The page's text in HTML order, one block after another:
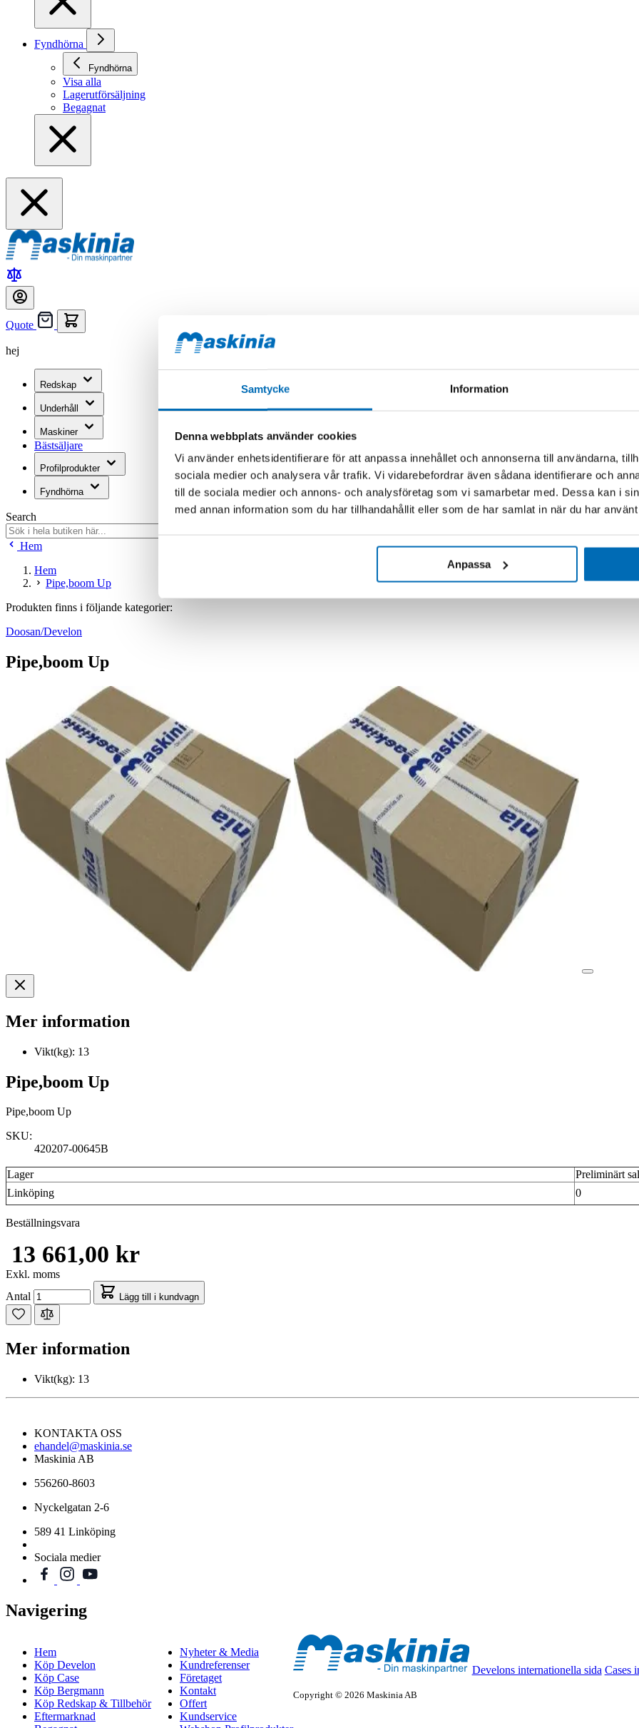
Samtycke Information
Denna webbplats använder cookies
Vi använder enhetsidentifierare för att anpassa innehållet och annonserna till användarna,
sociala medier och analysera vår trafik. Vi vidarebefordrar även sådana identifierare och
till de sociala medier och annons- och analysföretag som vi samarbetar med. Dessa kan i
med annan information som du har tillhandahållit eller som de har samlat in när du har
Anpassa
Fyndhörna
Fyndhörna
Visa alla
Lagerutförsäljning
Begagnat
Quote
hej
Redskap
Underhåll
Maskiner
Bästsäljare
Profilprodukter
Fyndhörna
Search
Hem
Hem
Pipe,boom Up
Produkten finns i följande kategorier:
Doosan/Develon
Pipe,boom Up
Mer information
Vikt(kg): 13
Pipe,boom Up
Pipe,boom Up
SKU:
420207-00645B
Lager
Preliminärt
Linköping
0
Beställningsvara
13 661,00 kr
Exkl. moms
Antal
Lägg till i kundvagn
Mer information
Vikt(kg): 13
KONTAKTA OSS
ehandel@maskinia.se
Maskinia AB
556260-8603
Nyckelgatan 2-6
589 41 Linköping
Sociala medier
Navigering
Hem
Köp Develon
Köp Case
Köp Bergmann
Köp Redskap & Tillbehör
Eftermarknad
Nyheter & Media
Kundreferenser
Företaget
Kontakt
Offert
Kundservice
Develons internationella sida Cases
Copyright © 2026 Maskinia AB